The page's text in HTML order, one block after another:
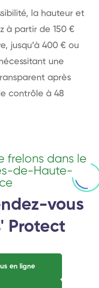
la hauteur et
à partir de 150 €
jusqu’à 400 € ou
une
après
contrôle à 48
frelons dans le
de-Haute-
vous
Protect
en ligne